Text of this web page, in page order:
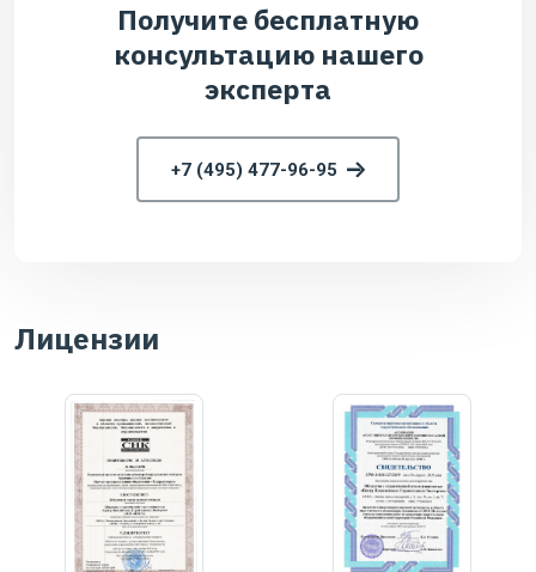
Получите бесплатную
консультацию нашего
эксперта
+7 (495) 477-96-95
Лицензии